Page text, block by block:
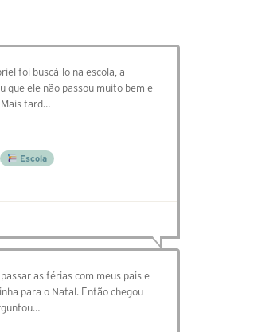
foi buscá-lo na escola, a
que ele não passou muito bem e
tard…
Escola
as férias com meus pais e
para o Natal. Então chegou